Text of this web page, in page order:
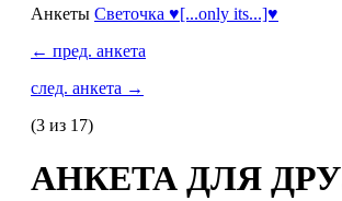
Анкеты Светочка ♥[...only its...]♥
← пред. анкета
след. анкета →
(3 из 17)
АНКЕТА ДЛЯ